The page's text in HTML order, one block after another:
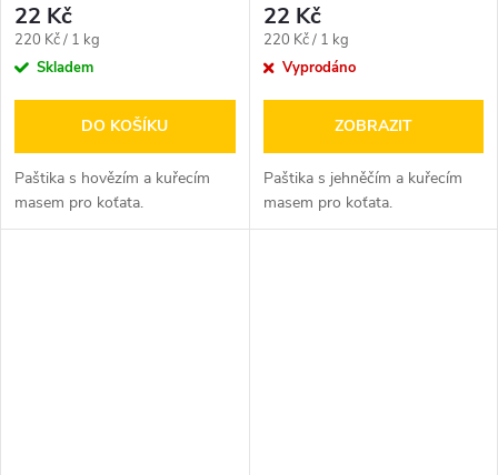
22 Kč
Měrná
cena:
220 Kč / 1 kg
Skladem
DO KOŠÍKU
Paštika s hovězím a kuřecím
masem pro koťata.
22 Kč
Měrná
cena:
220 Kč / 1 kg
Vyprodáno
ZOBRAZIT
Paštika s jehněčím a kuřecím
masem pro koťata.